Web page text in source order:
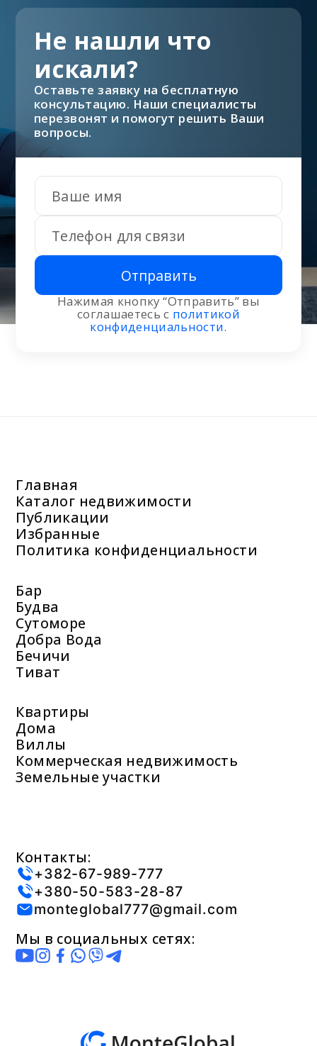
Отправить
Нажимая кнопку “Отправить” вы
соглашаетесь с политикой
конфиденциальности.
Не нашли что
искали?
Оставьте заявку на бесплатную
консультацию. Наши специалисты
перезвонят и помогут решить Ваши
вопросы.
Главная
Каталог недвижимости
Публикации
Избранные
Политика конфиденциальности
Бар
Будва
Сутоморе
Добра Вода
Бечичи
Тиват
Квартиры
Дома
Виллы
Коммерческая недвижимость
Земельные участки
Контакты:
+382-67-989-777
+380-50-583-28-87
monteglobal777@gmail.com
Мы в социальных сетях: